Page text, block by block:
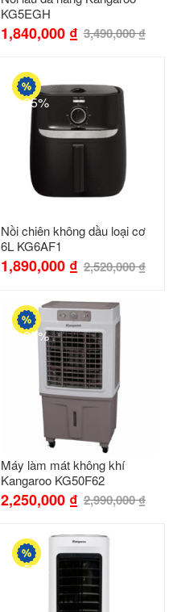
KG5EGH
1,840,000 ₫ 3,490,000₫
-25%
Nồi chiên không dầu loại cơ
6L KG6AF1
1,890,000 ₫ 2,520,000₫
-25%
Máy làm mát không khí
Kangaroo KG50F62
2,250,000 ₫ 2,990,000₫
-57%